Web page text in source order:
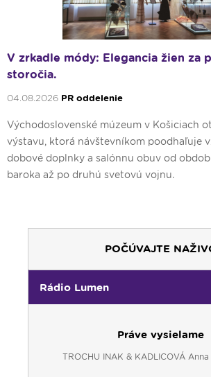
V zrkadle módy: Elegancia žien za
storočia.
04.08.2026 PR oddelenie
Východoslovenské múzeum v Košiciach
výstavu, ktorá návštevníkom poodhaľuje
dobové doplnky a salónnu obuv od
baroka až po druhú svetovú vojnu.
POČÚVAJTE
Rádio Lumen
Práve vysielame
TROCHU INAK & KADLICOVÁ